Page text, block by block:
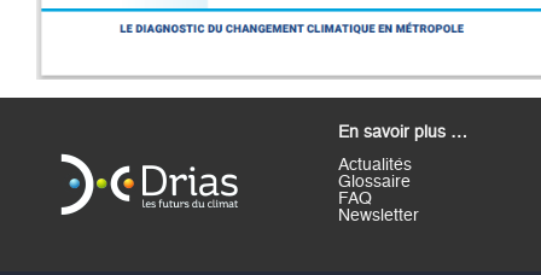
En savoir plus …
Actualités
Glossaire
FAQ
Newsletter